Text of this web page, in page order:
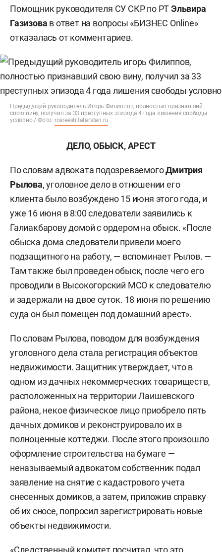
Помощник руководителя СУ СКР по РТЭльвира
Газизова в ответ на вопросы «БИЗНЕС Online»
отказалась от комментариев.
Предыдущий руководитель Игорь Филиппов, полностью признавший
свою вину, получил за 33 преступных эпизода 4 года лишения свободы
условно / Фото: rosreestr.tatarstan.ru
ДЕЛО, ОБЫСК, АРЕСТ
По словам адвоката подозреваемогоДмитрия
Рылова, уголовное дело в отношении его
клиента было возбуждено 15 июня этого года, и
уже 16 июня в 8:00 следователи заявились к
Галиакбарову домой с ордером на обыск. «После
обыска дома следователи привели моего
подзащитного на работу, — вспоминает Рылов. —
Там также был проведен обыск, после чего его
проводили в Высокогорский МСО к следователю
и задержали на двое суток. 18 июня по решению
суда он был помещен под домашний арест».
По словам Рылова, поводом для возбуждения
уголовного дела стала регистрация объектов
недвижимости. Защитник утверждает, что в
одном из дачных некоммерческих товариществ,
расположенных на территории Лаишевского
района, некое физическое лицо приобрело пять
дачных домиков и реконструировало их в
полноценные коттеджи. После этого произошло
оформление строительства на бумаге —
неназываемый адвокатом собственник подал
заявление на снятие с кадастрового учета
снесенных домиков, а затем, приложив справку
об их сносе, попросил зарегистрировать новые
объекты недвижимости.
«Следственный комитет посчитал, что это